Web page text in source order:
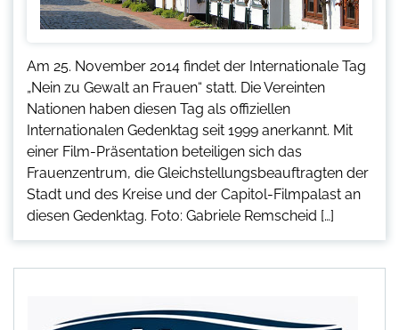
Am 25. November 2014 findet der Internationale Tag
„Nein zu Gewalt an Frauen“ statt. Die Vereinten
Nationen haben diesen Tag als offiziellen
Internationalen Gedenktag seit 1999 anerkannt. Mit
einer Film-Präsentation beteiligen sich das
Frauenzentrum, die Gleichstellungsbeauftragten der
Stadt und des Kreise und der Capitol-Filmpalast an
diesen Gedenktag. Foto: Gabriele Remscheid […]